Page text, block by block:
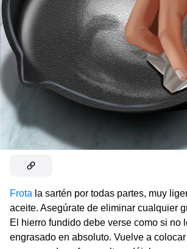
Frota la sartén por todas partes, muy
aceite. Asegúrate de eliminar cualquier
El hierro fundido debe verse como si no
engrasado en absoluto. Vuelve a